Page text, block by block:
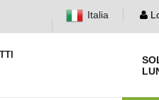
Italia